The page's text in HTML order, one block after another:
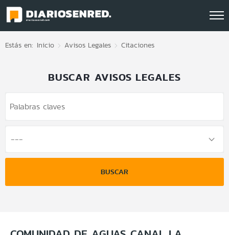
Click acá para ir directamente al contenido
Estás en: Inicio Avisos Legales Citaciones
BUSCAR AVISOS LEGALES
BUSCAR